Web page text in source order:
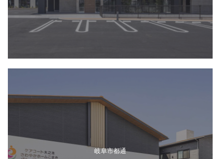
岐阜市都通